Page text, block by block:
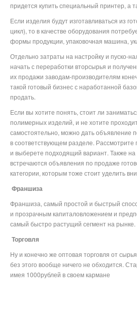
придется купить специальный принтер, а
Если изделия будут изготавливаться из
цикл), то в качестве оборудования
формы продукции, упаковочная машина,
Отдельно затраты на настройку и пуско-
начать с переработки вторсырья и
их продажи заводам-производителям
такой готовый бизнес с наработанной
продать.
Если вы хотите понять, стоит ли
полимерных изделий, и не хотите
самостоятельно, можно дать объявление
в соответствующем разделе.
и выберете подходящий вариант. Также на
встречаются объявления по продаже
категории, которым тоже стоит уделить
Франшиза
Франшиза, самый простой и быстрый
и прозрачным капиталовложением и
самый быстро растущий сегмент на рынке.
Торговля
Ну и конечно же оптовая торговля от
без этого вообще ничего не обходится.
имея 1000рублей в